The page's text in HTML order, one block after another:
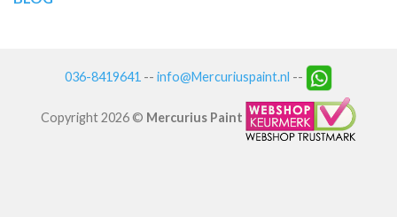
036-8419641 -- info@Mercuriuspaint.nl --
Copyright 2026 © Mercurius Paint